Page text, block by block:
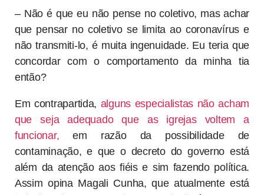
– Não é que eu não pense no coletivo, mas achar
que pensar no coletivo se limita ao coronavírus e
não transmiti-lo, é muita ingenuidade. Eu teria que
concordar com o comportamento da minha tia
então?
Em contrapartida, alguns especialistas não acham
que seja adequado que as igrejas voltem a
funcionar,em razão da possibilidade de
contaminação, e que o decreto do governo está
além da atenção aos fiéis e sim fazendo política.
Assim opina Magali Cunha, que atualmente está